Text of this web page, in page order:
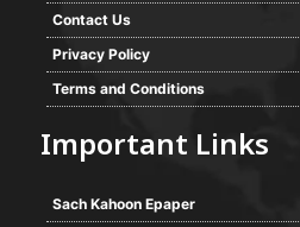
Contact Us
Privacy Policy
Terms and Conditions
Important Links
Sach Kahoon Epaper